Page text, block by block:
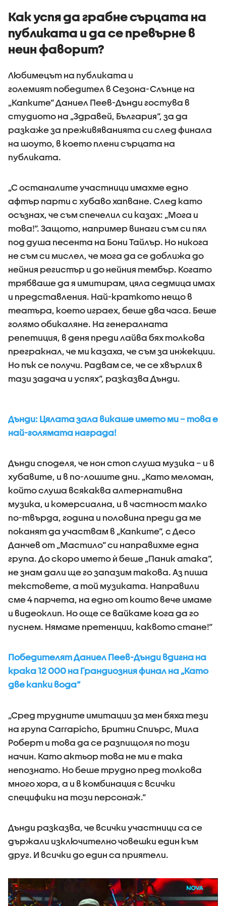
Как успя да грабне сърцата на
публиката и да се превърне в
неин фаворит?
Любимецът на публиката и
голeмият победител в Сезона-Слънце на
„Капките“ Даниел Пеев-Дънди гостува в
студиото на „Здравей, България“, за да
разкаже за преживяванията си след финала
на шоуто, в което плени сърцата на
публиката.
„С останалите участници имахме едно
афтър парти с хубаво хапване. След като
осъзнах, че съм спечелил си казах: „Мога и
това!“. Защото, например винаги съм си пял
под душа песента на Бони Тайлър. Но никога
не съм си мислел, че мога да се доближа до
нейния регистър и до нейния тембър. Когато
трябваше да я имитирам, цяла седмица имах
и представления. Най-краткото нещо в
театъра, което играех, беше два часа. Беше
голямо обикаляне. На генералната
репетиция, в деня преди лайва бях толкова
прегракнал, че ми казаха, че съм за инжекции.
Но пък се получи. Радвам се, че се хвърлих в
тази задача и успях“, разказва Дънди.
Дънди: Цялата зала викаше името ми – това е
най-голямата награда!
Дънди споделя, че нон стоп слуша музика – и в
хубавите, и в по-лошите дни. „Като меломан,
който слуша всякаква алтернативна
музика, и комерсиална, и в частност малко
по-твърда, година и половина преди да ме
поканят да участвам в „Капките“, с Десо
Данчев от „Мастило“ си направихме една
група. До скоро името ѝ беше „Паник атака“,
не знам дали ще го запазим такова. Аз пиша
текстовете, а той музиката. Направили
сме 4 парчета, на едно от които вече имаме
и видеоклип. Но още се вайкаме кога да го
пуснем. Нямаме претенции, каквото стане!“
Победителят Даниел Пеев-Дънди вдигна на
крака 12 000 на Грандиозния финал на „Като
две капки вода“
„Сред трудните имитации за мен бяха тези
на група Carrapicho, Бритни Спиърс, Мила
Роберт и това да се разпищоля по този
начин. Като актьор това не ми е така
непознато. Но беше трудно пред толкова
много хора, а и в комбинация с всички
специфики на този персонаж.“
Дънди разказва, че всички участници са се
държали изключително човешки един към
друг. И всички до един са приятели.